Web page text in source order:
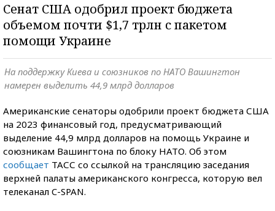
Сенат США одобрил проект бюджета
объемом почти $1,7 трлн с пакетом
помощи Украине
На поддержку Киева и союзников по НАТО Вашингтон
намерен выделить 44,9 млрд долларов
Американские сенаторы одобрили проект бюджета США
на 2023 финансовый год, предусматривающий
выделение 44,9 млрд долларов на помощь Украине и
союзникам Вашингтона по блоку НАТО. Об этом
сообщает ТАСС со ссылкой на трансляцию заседания
верхней палаты американского конгресса, которую вел
телеканал C-SPAN.